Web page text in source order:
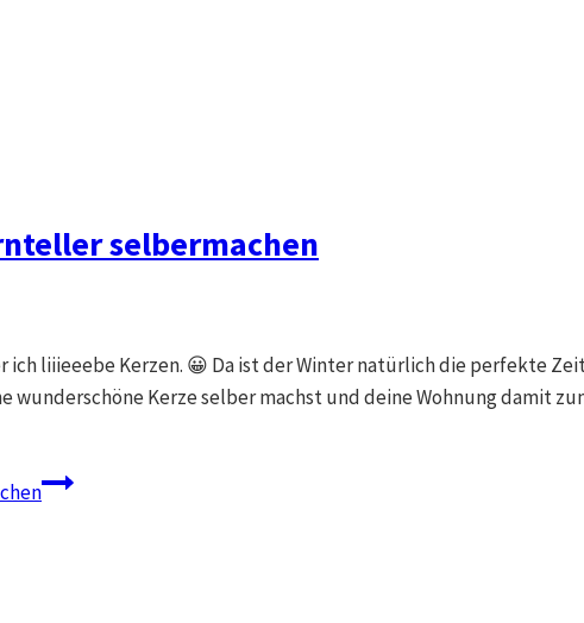
selbermachen
liiieeebe Kerzen. 😀 Da ist der Winter natürlich die perfekte
Kerze selber machst und deine Wohnung damit